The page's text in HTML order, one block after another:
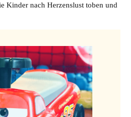
Kinder nach Herzenslust toben und